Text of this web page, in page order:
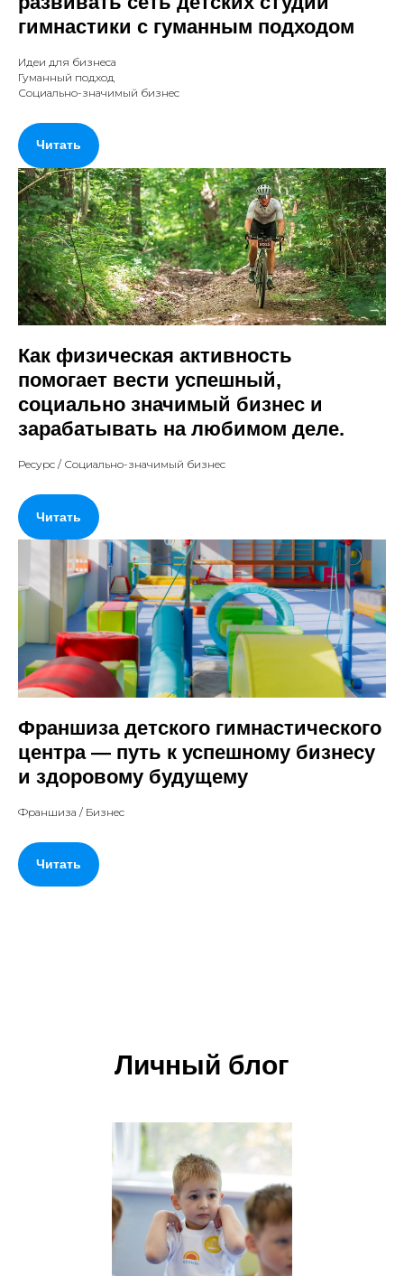
гимнастики с гуманным подходом
Идеи для бизнеса
Гуманный подход
Социально-значимый бизнес
Читать
Как физическая активность
помогает вести успешный,
социально значимый бизнес и
зарабатывать на любимом деле.
Ресурс / Социально-значимый бизнес
Читать
Франшиза детского гимнастического
центра — путь к успешному бизнесу
и здоровому будущему
Франшиза / Бизнес
Читать
Личный блог